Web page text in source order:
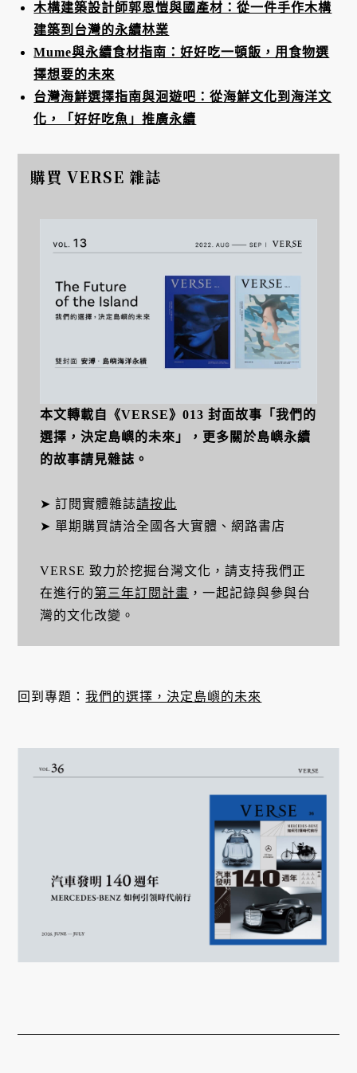
木構建築設計師郭恩愷與國產材：從一件手作木構
建築到台灣的永續林業
Mume與永續食材指南：好好吃一頓飯，用食物選
擇想要的未來
台灣海鮮選擇指南與洄遊吧：從海鮮文化到海洋文
化，「好好吃魚」推廣永續
購買 VERSE 雜誌
本文轉載自《VERSE》013 封面故事「我們的
選擇，決定島嶼的未來」，更多關於島嶼永續
的故事請見雜誌。
➤ 訂閱實體雜誌請按此
➤ 單期購買請洽全國各大實體、網路書店
VERSE 致力於挖掘台灣文化，請支持我們正
在進行的第三年訂閱計畫 ，一起記錄與參與台
灣的文化改變。
回到專題：我們的選擇，決定島嶼的未來